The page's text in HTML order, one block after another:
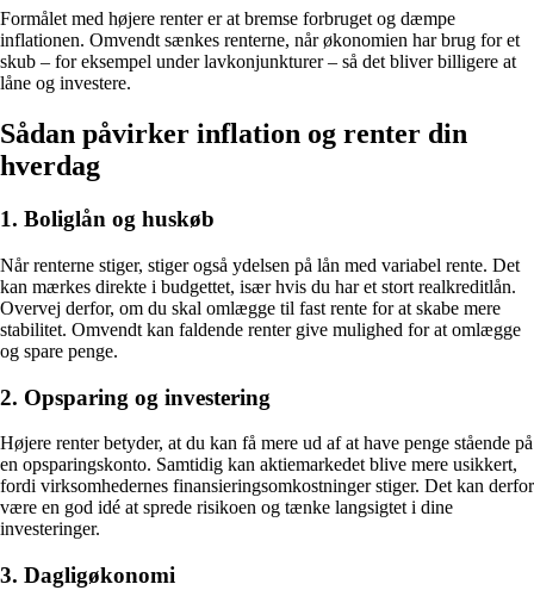
Formålet med højere renter er at bremse forbruget og dæmpe
inflationen. Omvendt sænkes renterne, når økonomien har brug for et
skub – for eksempel under lavkonjunkturer – så det bliver billigere at
låne og investere.
Sådan påvirker inflation og renter din
hverdag
1. Boliglån og huskøb
Når renterne stiger, stiger også ydelsen på lån med variabel rente. Det
kan mærkes direkte i budgettet, især hvis du har et stort realkreditlån.
Overvej derfor, om du skal omlægge til fast rente for at skabe mere
stabilitet. Omvendt kan faldende renter give mulighed for at omlægge
og spare penge.
2. Opsparing og investering
Højere renter betyder, at du kan få mere ud af at have penge stående på
en opsparingskonto. Samtidig kan aktiemarkedet blive mere usikkert,
fordi virksomhedernes finansieringsomkostninger stiger. Det kan derfor
være en god idé at sprede risikoen og tænke langsigtet i dine
investeringer.
3. Dagligøkonomi